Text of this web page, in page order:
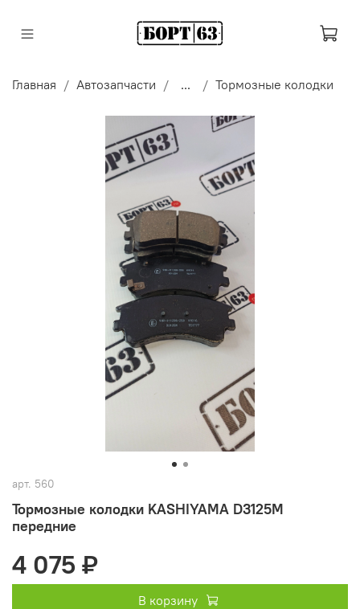
Главная Автозапчасти ... Тормозные колодки
арт. 560
Тормозные колодки KASHIYAMA D3125M
передние
4 075 ₽
В корзину